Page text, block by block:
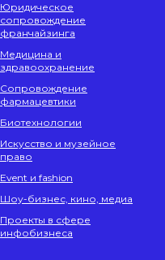
Юридическое
сопровождение
франчайзинга
Медицина и
здравоохранение
Сопровождение
фармацевтики
Биотехнологии
Искусство и музейное
право
Event и fashion
Шоу-бизнес, кино, медиа
Проекты в сфере
инфобизнеса